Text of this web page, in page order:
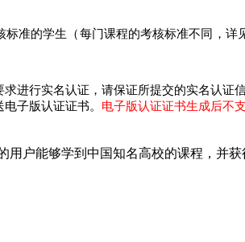
准的学生（每门课程的考核标准不同，
进行实名认证，请保证所提交的实名认证
子版认证证书。 电子版认证证书生成后不支
户能够学到中国知名高校的课程，并获